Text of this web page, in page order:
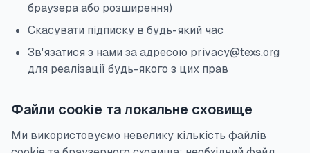
браузера або розширення)
Скасувати підписку в будь-який час
Зв'язатися з нами за адресою privacy@texs.org
для реалізації будь-якого з цих прав
Файли cookie та локальне сховище
Ми використовуємо невелику кількість файлів